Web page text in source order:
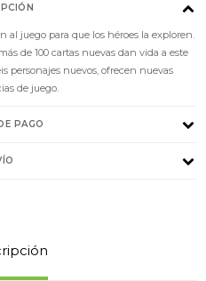
juego para que los héroes la exploren.
de 100 cartas nuevas dan vida a este
personajes nuevos, ofrecen nuevas
de juego.
PAGO